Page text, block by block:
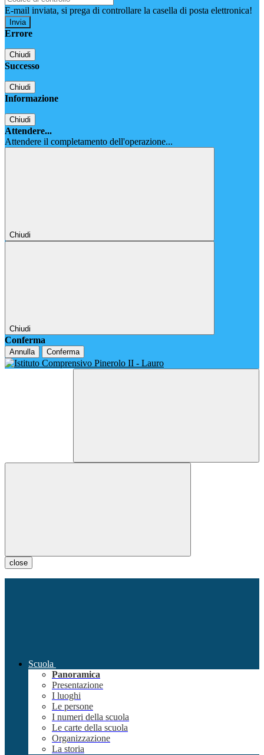
E-mail inviata, si prega di controllare la casella di posta elettronica!
Errore
Chiudi
Successo
Chiudi
Informazione
Chiudi
Attendere...
Attendere il completamento dell'operazione...
Chiudi
Chiudi
Conferma
Annulla Conferma
close
Scuola
Panoramica
Presentazione
I luoghi
Le persone
I numeri della scuola
Le carte della scuola
Organizzazione
La storia